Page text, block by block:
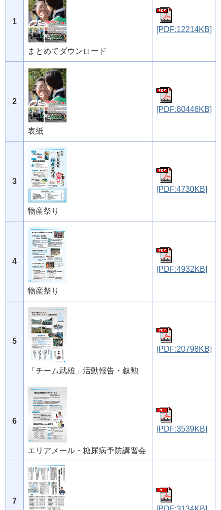
1
まとめてダウンロード
[PDF:12214KB]
2
表紙
[PDF:80446KB]
3
物産祭り
[PDF:4730KB]
4
物産祭り
[PDF:4932KB]
5
「チーム武雄」活動報告・叙勲
[PDF:20798KB]
6
エリアメール・糖尿病予防講習会
[PDF:3539KB]
7